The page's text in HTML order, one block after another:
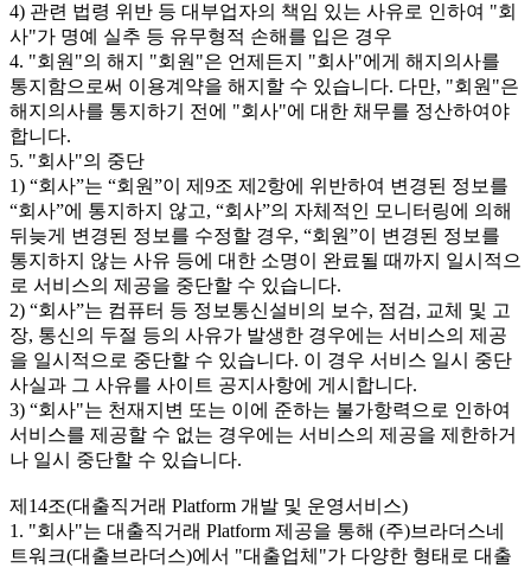
4) 관련 법령 위반 등 대부업자의 책임 있는 사유로 인하여 "회
사"가 명예 실추 등 유무형적 손해를 입은 경우
4. "회원"의 해지 "회원"은 언제든지 "회사"에게 해지의사를
통지함으로써 이용계약을 해지할 수 있습니다. 다만, "회원"은
해지의사를 통지하기 전에 "회사"에 대한 채무를 정산하여야
합니다.
5. "회사"의 중단
1) “회사”는 “회원”이 제9조 제2항에 위반하여 변경된 정보를
“회사”에 통지하지 않고, “회사”의 자체적인 모니터링에 의해
뒤늦게 변경된 정보를 수정할 경우, “회원”이 변경된 정보를
통지하지 않는 사유 등에 대한 소명이 완료될 때까지 일시적으
로 서비스의 제공을 중단할 수 있습니다.
2) “회사”는 컴퓨터 등 정보통신설비의 보수, 점검, 교체 및 고
장, 통신의 두절 등의 사유가 발생한 경우에는 서비스의 제공
을 일시적으로 중단할 수 있습니다. 이 경우 서비스 일시 중단
사실과 그 사유를 사이트 공지사항에 게시합니다.
3) “회사"는 천재지변 또는 이에 준하는 불가항력으로 인하여
서비스를 제공할 수 없는 경우에는 서비스의 제공을 제한하거
나 일시 중단할 수 있습니다.
제14조(대출직거래 Platform 개발 및 운영서비스)
1. "회사"는 대출직거래 Platform 제공을 통해 (주)브라더스네
트워크(대출브라더스)에서 "대출업체"가 다양한 형태로 대출